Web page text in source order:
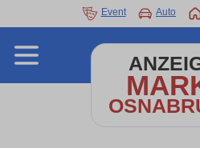
Event Auto